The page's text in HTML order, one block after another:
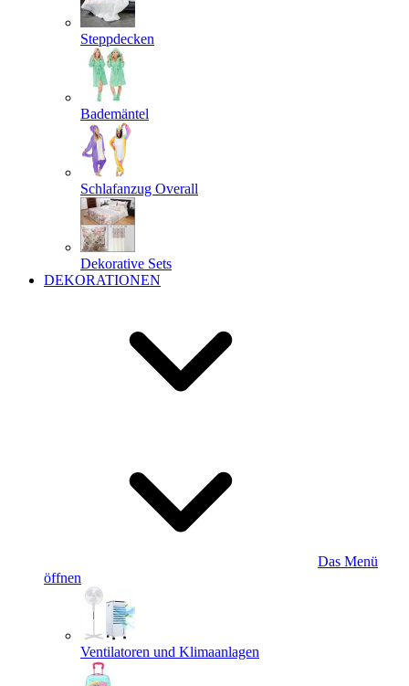
Steppdecken
Bademäntel
Schlafanzug Overall
Dekorative Sets
DEKORATIONEN
Das Menü
öffnen
Ventilatoren und Klimaanlagen